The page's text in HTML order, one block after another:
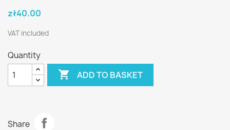
zł40.00
VAT included
Quantity
 ADD TO BASKET
Share